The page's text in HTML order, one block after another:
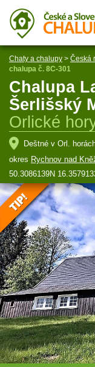
Chaty a chalupy > Česká
chalupa č. 8C-301
Chalupa
Šerlišský
Orlické
Deštné v Orl.
okres Rychnov nad
50.3086139N